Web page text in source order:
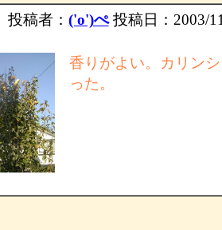
投稿者： ('o')ぺ投稿日：2003/
香りがよい。カリン
った。